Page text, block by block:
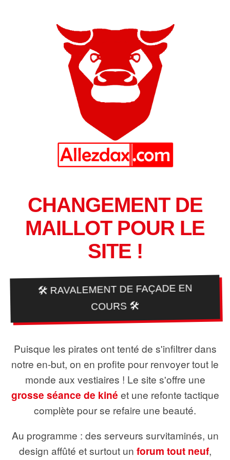
CHANGEMENT DE
MAILLOT POUR LE
SITE !
🛠️ RAVALEMENT DE FAÇADE EN
COURS 🛠️
Puisque les pirates ont tenté de s'infiltrer dans
notre en-but, on en profite pour renvoyer tout le
monde aux vestiaires ! Le site s'offre une
grosse séance de kiné et une refonte tactique
complète pour se refaire une beauté.
Au programme : des serveurs survitaminés, un
design affûté et surtout un forum tout neuf,